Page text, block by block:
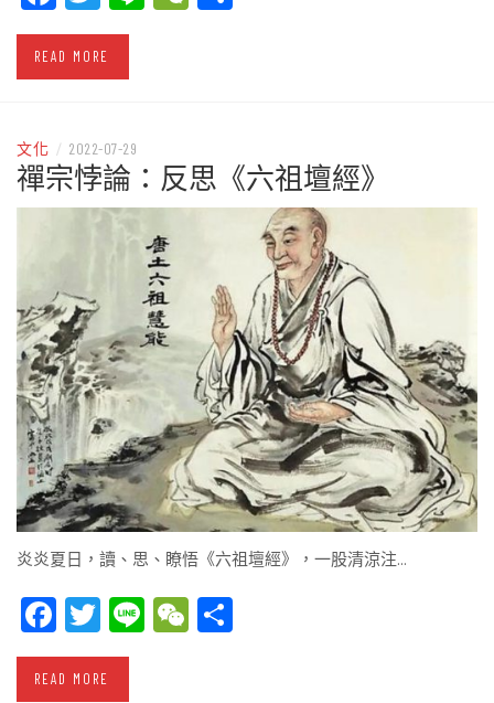
READ MORE
文化 / 2022-07-29
禪宗悖論：反思《六祖壇經》
炎炎夏日，讀、思、瞭悟《六祖壇經》，一股清涼注…
Facebook
Twitter
LineWeChat
READ MORE